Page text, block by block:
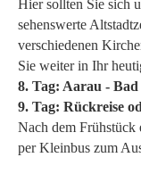
Hier sollten Sie sich
sehenswerte
verschiedenen
Sie weiter in Ihr
8. Tag: Aarau -
9. Tag: Rückreise
Nach dem Frühstück
per Kleinbus zum